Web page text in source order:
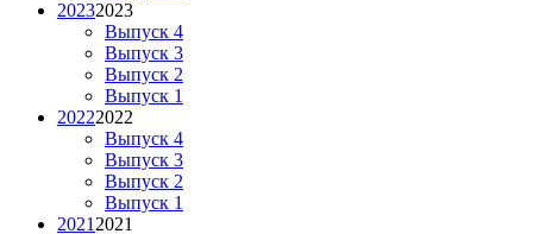
20232023
Выпуск 4
Выпуск 3
Выпуск 2
Выпуск 1
20222022
Выпуск 4
Выпуск 3
Выпуск 2
Выпуск 1
2021 2021